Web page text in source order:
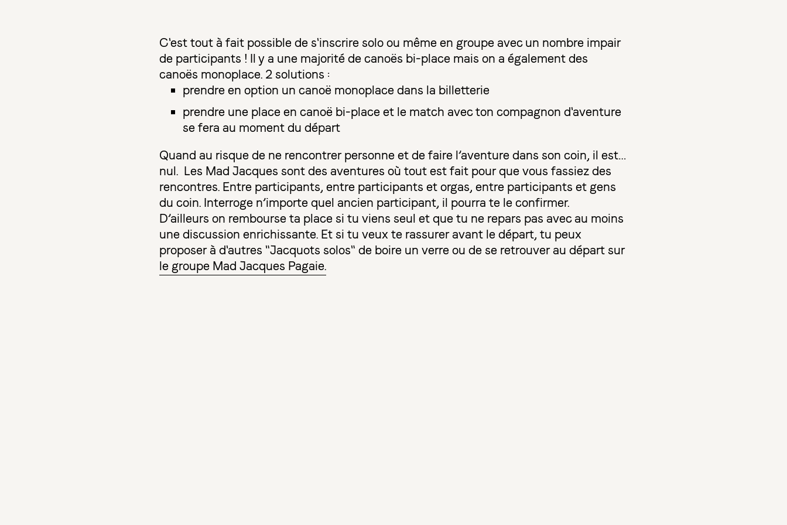
C'est tout à fait possible de s'inscrire solo ou même en groupe avec un nombre impair
de participants ! Il y a une majorité de canoës bi-place mais on a également des
canoës monoplace. 2 solutions :
prendre en option un canoë monoplace dans la billetterie
prendre une place en canoë bi-place et le match avec ton compagnon d'aventure
se fera au moment du départ
Quand au risque de ne rencontrer personne et de faire l’aventure dans son coin, il est…
nul. Les Mad Jacques sont des aventures où tout est fait pour que vous fassiez des
rencontres. Entre participants, entre participants et orgas, entre participants et gens
du coin. Interroge n’importe quel ancien participant, il pourra te le confirmer.
D’ailleurs on rembourse ta place si tu viens seul et que tu ne repars pas avec au moins
une discussion enrichissante. Et si tu veux te rassurer avant le départ, tu peux
proposer à d'autres "Jacquots solos" de boire un verre ou de se retrouver au départ sur
le groupe Mad Jacques Pagaie.